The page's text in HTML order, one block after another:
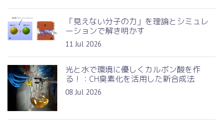
「見えない分子の力」を理論とシミュレ
ーションで解き明かす
11 Jul 2026
光と水で環境に優しくカルボン酸を作
る！：CH臭素化を活用した新合成法
08 Jul 2026